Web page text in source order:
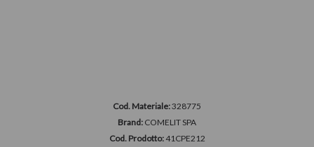
Cod. Materiale:328775
Brand: COMELIT SPA
Cod. Prodotto:41CPE212